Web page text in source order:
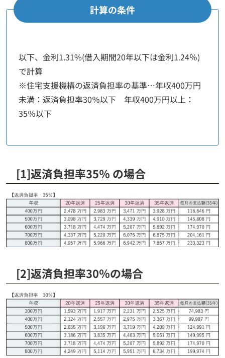
計算の条件
以下、金利1.31%(借入期間20年以下は金利1.24％)
で計算
※住宅支援機構の返済負担率の基準…年収400万円
未満：返済負担率30％以下 年収400万円以上：
35％以下
[1]返済負担率35％ の場合
[2]返済負担率30％の場合